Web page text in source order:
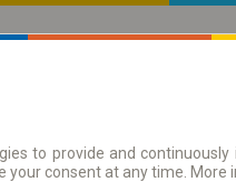
Karte
to provide and
your consent at any time. More